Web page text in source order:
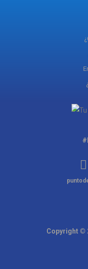
Copyright ©